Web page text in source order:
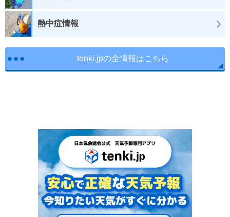
熱中症情報
tenki.jpの全情報はこちら